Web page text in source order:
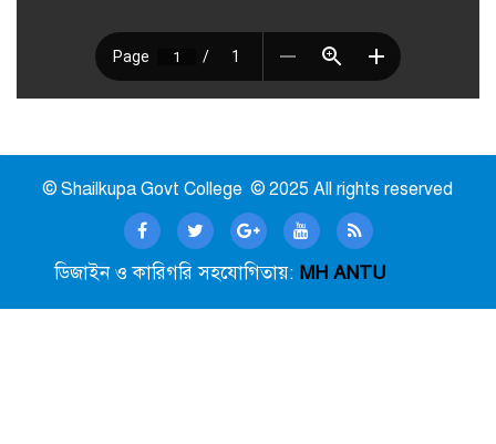
© Shailkupa Govt College © 2025 All rights reserved
ডিজাইন ও কারিগরি সহযোগিতায়: MH ANTU